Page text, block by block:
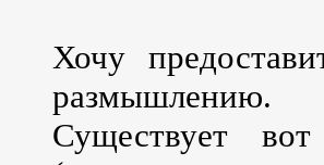
Хочу
размышлению.
Существует вот